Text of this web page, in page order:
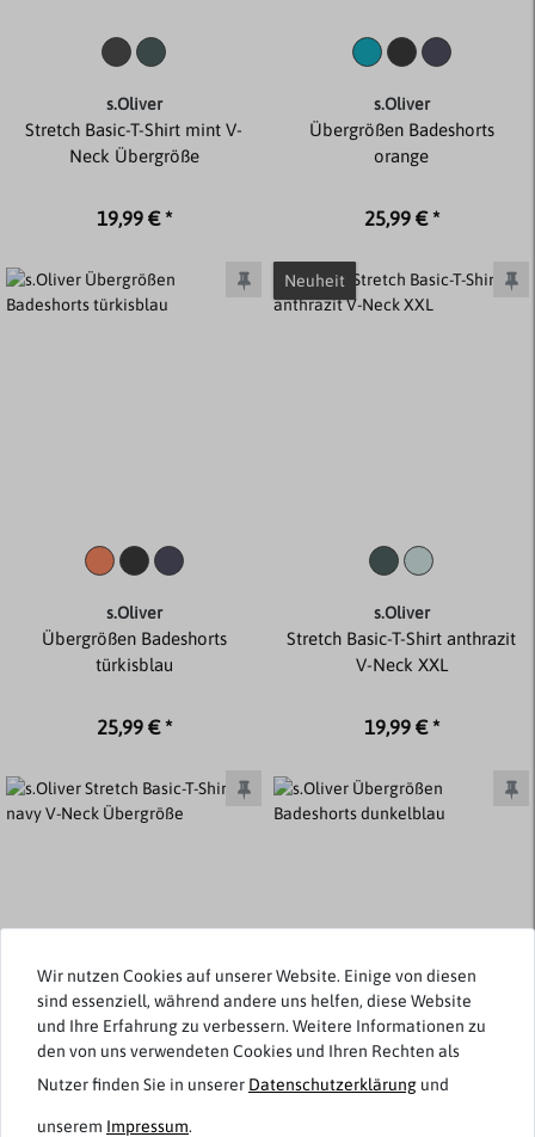
s.Oliver
Stretch Basic-T-Shirt mint V-
Neck Übergröße
19,99 € *
s.Oliver
Übergrößen Badeshorts
orange
25,99 € *
s.Oliver
Übergrößen Badeshorts
türkisblau
25,99 € *
Neuheit
s.Oliver
Stretch Basic-T-Shirt anthrazit
V-Neck XXL
19,99 € *
s.Oliver
Wir nutzen Cookies auf unserer Website. Einige von diesen
sind essenziell, während andere uns helfen, diese Website
und Ihre Erfahrung zu verbessern. Weitere Informationen zu
den von uns verwendeten Cookies und Ihren Rechten als
Nutzer finden Sie in unserer Daten­schutz­erklärung und
unserem Impressum.